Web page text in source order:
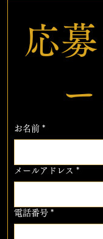
応募
お名前 *
メールアドレス *
電話番号 *